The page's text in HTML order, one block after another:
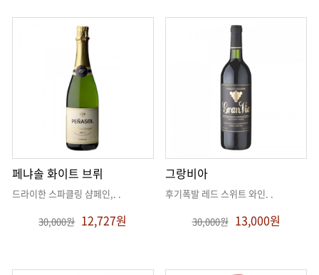
페냐솔 화이트 브뤼
드라이한 스파클링 샴페인,. .
30,000원 12,727원
그랑비아
후기폭발 레드 스위트 와인. .
30,000원 13,000원